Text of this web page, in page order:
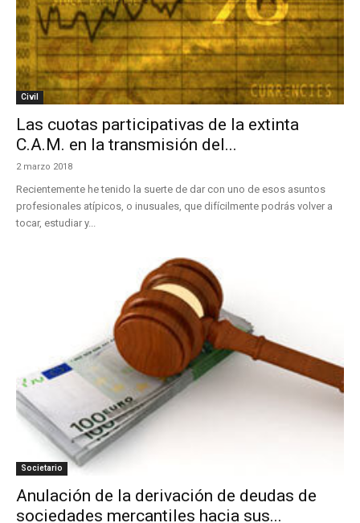
Civil
Las cuotas participativas de la extinta
C.A.M. en la transmisión del...
2 marzo 2018
Recientemente he tenido la suerte de dar con uno de esos asuntos
profesionales atípicos, o inusuales, que difícilmente podrás volver a
tocar, estudiar y...
Societario
Anulación de la derivación de deudas de
sociedades mercantiles hacia sus...